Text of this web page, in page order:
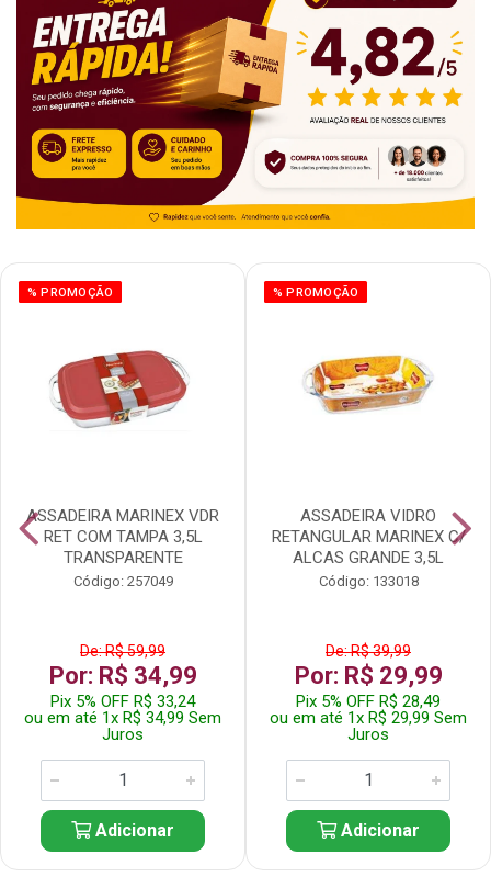
% PROMOÇÃO
ASSADEIRA MARINEX VDR
RET COM TAMPA 3,5L
TRANSPARENTE
Código: 257049
De: R$ 59,99
Por: R$ 34,99
Pix 5% OFF R$ 33,24
ou em até 1x R$ 34,99 Sem
Juros
Adicionar
% PROMOÇÃO
ASSADEIRA VIDRO
RETANGULAR MARINEX C/
ALCAS GRANDE 3,5L
Código: 133018
De: R$ 39,99
Por: R$ 29,99
Pix 5% OFF R$ 28,49
ou em até 1x R$ 29,99 Sem
Juros
Adicionar